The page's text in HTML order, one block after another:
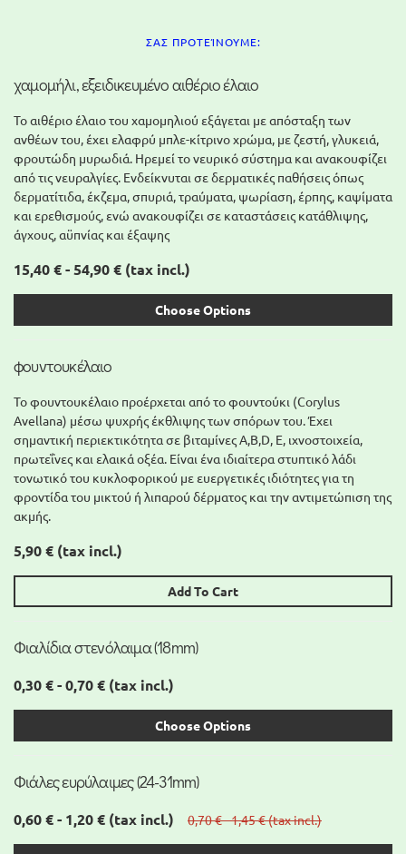
ΣΑΣ ΠΡΟΤΕΊΝΟΥΜΕ:
χαμομήλι, εξειδικευμένο αιθέριο έλαιο
Το αιθέριο έλαιο του χαμομηλιού εξάγεται με απόσταξη των
ανθέων του, έχει ελαφρύ μπλε-κίτρινο χρώμα, με ζεστή, γλυκειά,
φρουτώδη μυρωδιά. Ηρεμεί το νευρικό σύστημα και ανακουφίζει
από τις νευραλγίες. Ενδείκνυται σε δερματικές παθήσεις όπως
δερματίτιδα, έκζεμα, σπυριά, τραύματα, ψωρίαση, έρπης, καψίματα
και ερεθισμούς, ενώ ανακουφίζει σε καταστάσεις κατάθλιψης,
άγχους, αϋπνίας και έξαψης
15,40 € - 54,90 € (tax incl.)
Choose Options
φουντουκέλαιο
Το φουντουκέλαιο προέρχεται από το φουντούκι (Corylus
Avellana) μέσω ψυχρής έκθλιψης των σπόρων του. Έχει
σημαντική περιεκτικότητα σε βιταμίνες A,Β,D, Ε, ιχνοστοιχεία,
πρωτεΐνες και ελαικά οξέα. Είναι ένα ιδιαίτερα στυπτικό λάδι
τονωτικό του κυκλοφορικού με ευεργετικές ιδιότητες για τη
φροντίδα του μικτού ή λιπαρού δέρματος και την αντιμετώπιση της
ακμής.
5,90 € (tax incl.)
Add To Cart
Φιαλίδια στενόλαιμα (18mm)
0,30 € - 0,70 € (tax incl.)
Choose Options
Φιάλες ευρύλαιμες (24-31mm)
0,60 € - 1,20 € (tax incl.) 0,70 € - 1,45 €(tax incl.)